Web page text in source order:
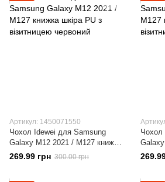
Артикул: 1450071550
Чохол Idewei для Samsung
Galaxy M12 2021 / M127 книжка
шкіра PU з візитницею
червоний
269.99 грн 300.00 грн
Чохол
шкіра